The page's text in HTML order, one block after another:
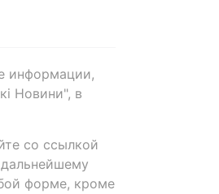
информации,
Новини", в
со ссылкой
форме, кроме